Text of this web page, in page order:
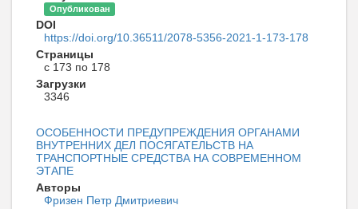
Опубликован
DOI
https://doi.org/10.36511/2078-5356-2021-1-173-178
Страницы
с 173 по 178
Загрузки
3346
ОСОБЕННОСТИ ПРЕДУПРЕЖДЕНИЯ ОРГАНАМИ
ВНУТРЕННИХ ДЕЛ ПОСЯГАТЕЛЬСТВ НА
ТРАНСПОРТНЫЕ СРЕДСТВА НА СОВРЕМЕННОМ
ЭТАПЕ
Авторы
Фризен Петр Дмитриевич